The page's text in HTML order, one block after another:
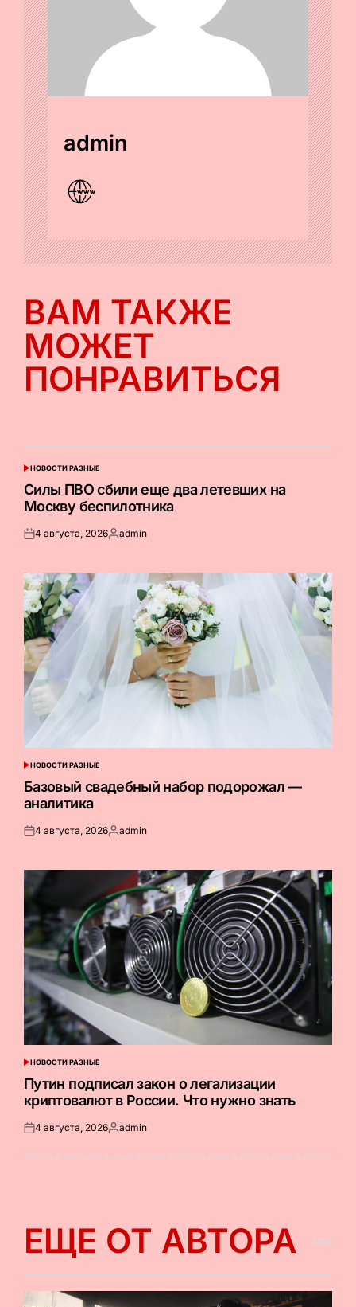
admin
ВАМ ТАКЖЕ
МОЖЕТ
ПОНРАВИТЬСЯ
ОПУБЛИКОВАНО
НОВОСТИ РАЗНЫЕ
Силы ПВО сбили еще два летевших на
Москву беспилотника
Опубликовано
4 августа, 2026Запись
admin
ОПУБЛИКОВАНО
В
НОВОСТИ РАЗНЫЕ
Базовый свадебный набор подорожал —
аналитика
Опубликовано
4 августа, 2026Запись
admin
ОПУБЛИКОВАНО
В
НОВОСТИ РАЗНЫЕ
Путин подписал закон о легализации
криптовалют в России. Что нужно знать
Опубликовано
4 августа, 2026Запись
admin
ЕЩЕ ОТ АВТОРА